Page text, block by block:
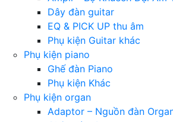
Dây đàn guitar
EQ & PICK UP thu âm
Phụ kiện Guitar khác
Phụ kiện piano
Ghế đàn Piano
Phụ kiện Khác
Phụ kiện organ
Adaptor – Nguồn đàn